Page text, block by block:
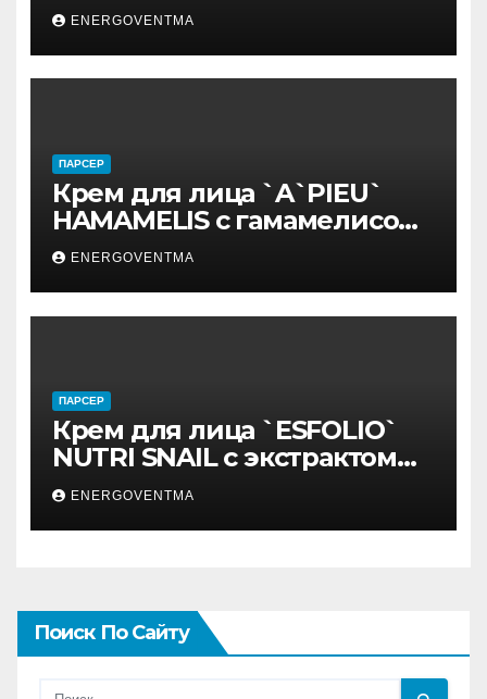
ENERGOVENTMA
ПАРСЕР
Крем для лица `A`PIEU`
HAMAMELIS с гамамелисом
50 мл
ENERGOVENTMA
ПАРСЕР
Крем для лица `ESFOLIO`
NUTRI SNAIL с экстрактом
муцина улитки 200 мл
ENERGOVENTMA
Поиск По Сайту